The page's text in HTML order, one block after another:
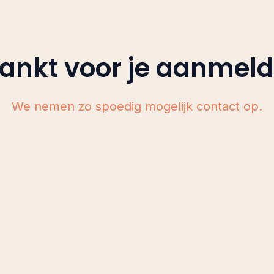
voor je
We nemen zo spoedig mogelijk contact op.